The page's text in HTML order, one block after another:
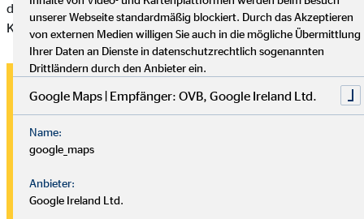
das nicht passiert, haben wir einige Beispiele für versteckte
Kosten, die ihr berücksichtigen könnt.
1. Accessoires und
Änderungskosten
Zu den Outfits des Brautpaares gehören neben Brautkleid
Blumendekoration. Kauft ihr eure Outfits bereits einige
Monate im Voraus, sind eventuell Änderungen nötig. Die
unserer Webseite standardmäßig blockiert. Durch das Akzeptieren
von externen Medien willigen Sie auch in die mögliche Übermittlung
Ihrer Daten an Dienste in datenschutzrechtlich sogenannten
Drittländern durch den Anbieter ein.
Google Maps | Empfänger: OVB, Google Ireland Ltd.
Name:
google_maps
Anbieter:
Google Ireland Ltd.